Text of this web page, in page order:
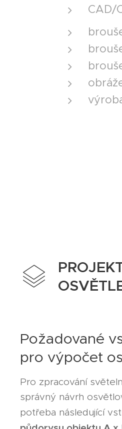
CAD/
Požadované
pro výpočet
Pro zpracování
správný návrh
potřeba následující